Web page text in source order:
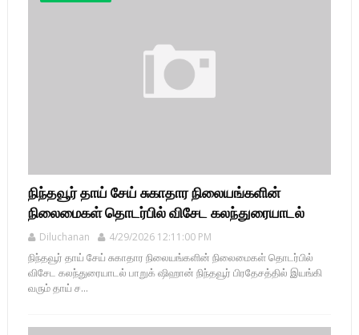
நிந்தவூர் தாய் சேய் சுகாதார நிலையங்களின்
நிலைமைகள் தொடர்பில் விசேட கலந்துரையாடல்
Diluchanan 4/29/2026 12:11:00 PM
நிந்தவூர் தாய் சேய் சுகாதார நிலையங்களின் நிலைமைகள் தொடர்பில்
விசேட கலந்துரையாடல் பாறுக் ஷிஹான் நிந்தவூர் பிரதேசத்தில் இயங்கி
வரும் தாய் ச...